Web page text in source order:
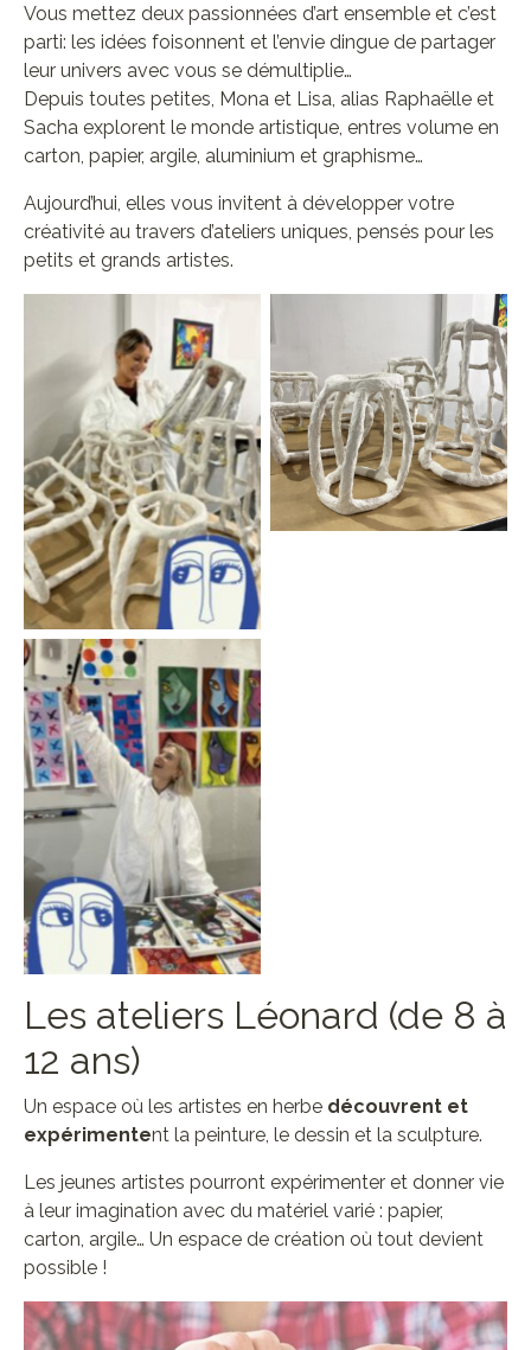
Vous mettez deux passionnées d’art ensemble et c’est
parti: les idées foisonnent et l’envie dingue de partager
leur univers avec vous se démultiplie…
Depuis toutes petites, Mona et Lisa, alias Raphaëlle et
Sacha explorent le monde artistique, entres volume en
carton, papier, argile, aluminium et graphisme…
Aujourd’hui, elles vous invitent à développer votre
créativité au travers d’ateliers uniques, pensés pour les
petits et grands artistes.
Aucune légende
Aucune légende
Aucune légende
Les ateliers Léonard (de 8 à
12 ans)
Un espace où les artistes en herbe découvrent et
expérimentent la peinture, le dessin et la sculpture.
Les jeunes artistes pourront expérimenter et donner vie
à leur imagination avec du matériel varié : papier,
carton, argile… Un espace de création où tout devient
possible !